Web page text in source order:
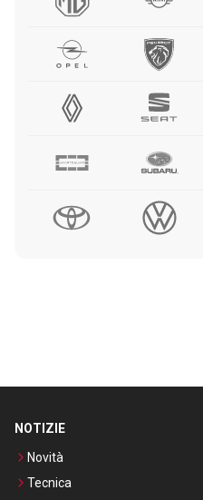
NOTIZIE
Novità
Tecnica